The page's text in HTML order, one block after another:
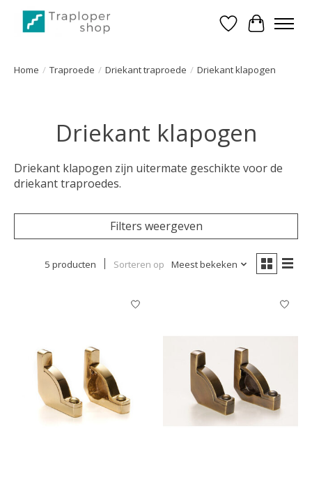
Verlanglijst
Home / Traproede / Driekant traproede / Driekant klapogen
Driekant klapogen
Driekant klapogen zijn uitermate geschikte voor de
driekant traproedes.
Filters weergeven
5 producten Sorteren op Meest bekeken